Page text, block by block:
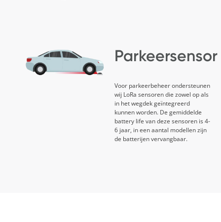
Parkeersensor
Voor parkeerbeheer ondersteunen
wij LoRa sensoren die zowel op als
in het wegdek geïntegreerd
kunnen worden. De gemiddelde
battery life van deze sensoren is 4-
6 jaar, in een aantal modellen zijn
de batterijen vervangbaar.